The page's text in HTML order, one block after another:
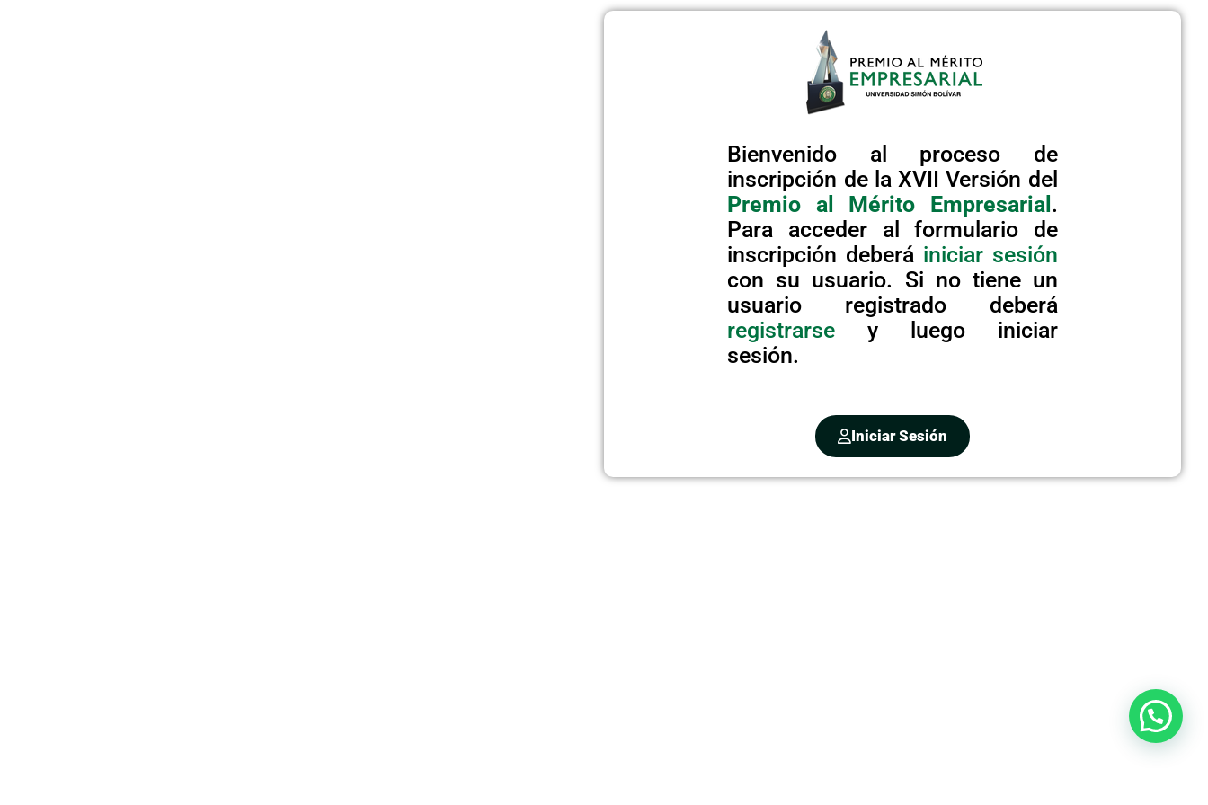
Bienvenido al proceso de
inscripción de la XVII Versión del
Premio al Mérito Empresarial.
Para acceder al formulario de
inscripción deberá iniciar sesión
con su usuario. Si no tiene un
usuario registrado deberá
registrarse y luego iniciar
sesión.
Iniciar Sesión